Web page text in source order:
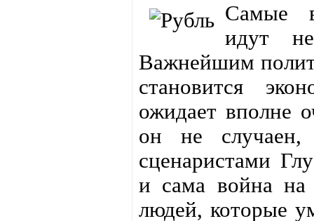
Самые
идут
Важнейшим
становится
ожидает вполне
он не случаен,
сценаристами
и сама война
людей, которые